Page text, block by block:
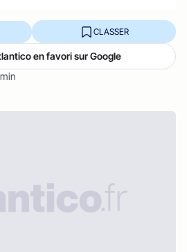
CLASSER
en favori sur Google